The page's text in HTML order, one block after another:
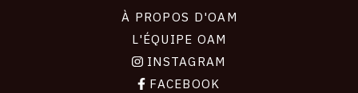
À PROPOS D'OAM
L'ÉQUIPE OAM
INSTAGRAM
FACEBOOK